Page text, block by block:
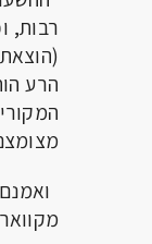
רבות,
הרע